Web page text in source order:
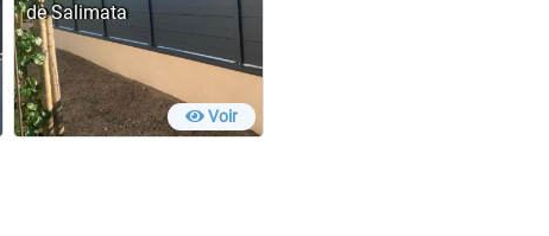
de Salimata
Voir